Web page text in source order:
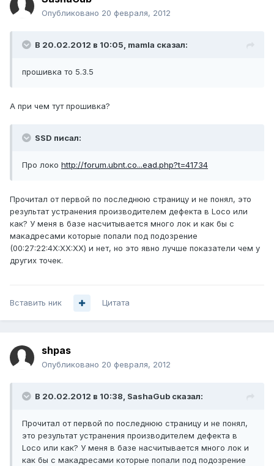
Опубликовано 20 февраля, 2012
В 20.02.2012 в 10:05, mamla сказал:
прошивка то 5.3.5
А при чем тут прошивка?
SSD писал:
Про локо http://forum.ubnt.co...ead.php?t=41734
Прочитал от первой по последнюю страницу и не понял, это
результат устранения производителем дефекта в Loco или
как? У меня в базе насчитывается много лок и как бы с
макадресами которые попали под подозрение
(00:27:22:4X:XX:XX) и нет, но это явно лучше показатели чем у
других точек.
Вставить ник Цитата
shpas
Опубликовано 20 февраля, 2012
В 20.02.2012 в 10:38, SashaGub сказал:
Прочитал от первой по последнюю страницу и не понял,
это результат устранения производителем дефекта в
Loco или как? У меня в базе насчитывается много лок и
как бы с макадресами которые попали под подозрение